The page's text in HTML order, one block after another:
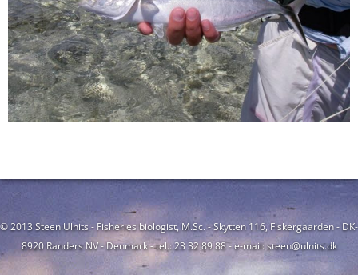
© 2013 Steen Ulnits - Fisheries biologist, M.Sc. - Skytten 116, Fiskergaarden - DK-
8920 Randers NV - Denmark - tel.: 23 32 89 88 - e-mail: steen@ulnits.dk